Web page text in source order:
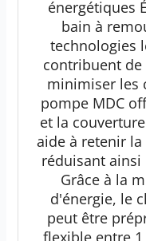
énergétiques
bain à
technologies
contribuent
minimiser les
pompe MDC
et la
aide à retenir
réduisant ainsi
Grâce à la
d'énergie, le
peut être